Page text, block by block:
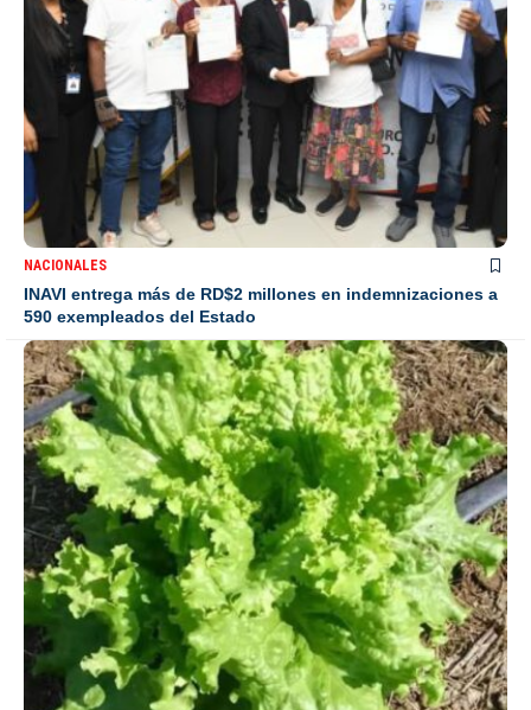
NACIONALES
INAVI entrega más de RD$2 millones en indemnizaciones a
590 exempleados del Estado